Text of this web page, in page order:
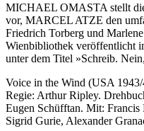
MICHAEL OMASTA stellt die
vor, MARCEL ATZE den
Friedrich Torberg und
Wienbibliothek veröffentlicht
unter dem Titel »Schreib.
Voice in the Wind (USA
Regie: Arthur Ripley.
Eugen Schüfftan. Mit: Francis
Sigrid Gurie, Alexander